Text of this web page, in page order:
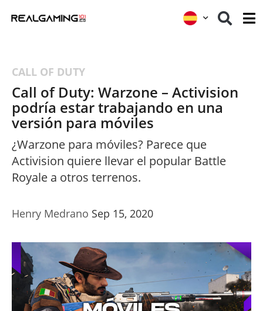
CALL OF DUTY
Call of Duty: Warzone – Activision
podría estar trabajando en una
versión para móviles
¿Warzone para móviles? Parece que
Activision quiere llevar el popular Battle
Royale a otros terrenos.
Henry Medrano Sep 15, 2020